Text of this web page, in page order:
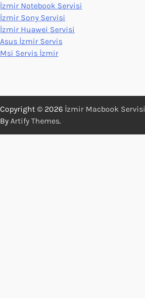
İzmir Notebook Servisi
İzmir Sony Servisi
İzmir Huawei Servisi
Asus İzmir Servis
Msi Servis İzmir
Copyright © 2026 İzmir Macbook Servisi
By Artify Themes.